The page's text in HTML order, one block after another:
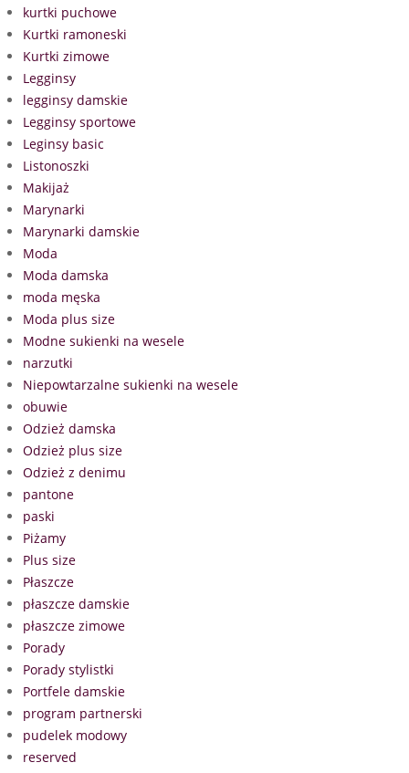
kurtki puchowe
Kurtki ramoneski
Kurtki zimowe
Legginsy
legginsy damskie
Legginsy sportowe
Leginsy basic
Listonoszki
Makijaż
Marynarki
Marynarki damskie
Moda
Moda damska
moda męska
Moda plus size
Modne sukienki na wesele
narzutki
Niepowtarzalne sukienki na wesele
obuwie
Odzież damska
Odzież plus size
Odzież z denimu
pantone
paski
Piżamy
Plus size
Płaszcze
płaszcze damskie
płaszcze zimowe
Porady
Porady stylistki
Portfele damskie
program partnerski
pudelek modowy
reserved